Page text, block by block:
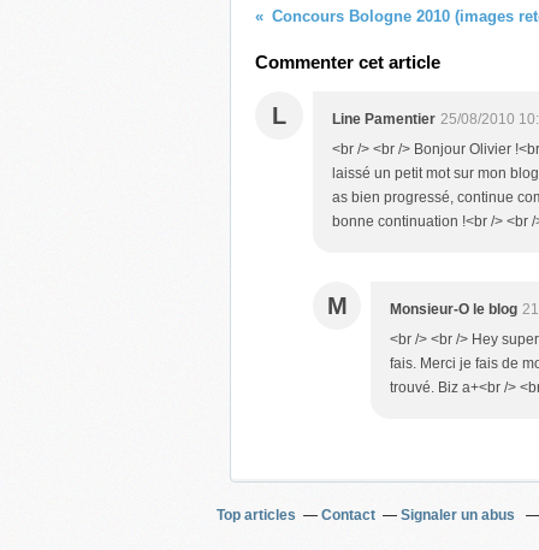
Concours Bologne 2010 (images
Commenter cet article
L Line Pamentier 25/08/2010
<br /> <br /> Bonjour Olivier
laissé un petit mot sur mon
as bien progressé, continue
bonne continuation !<br /> <br
M Monsieur-O le blog
<br /> <br /> Hey
fais. Merci je fais de
trouvé. Biz a+<br />
Top articles Contact Signaler un abus